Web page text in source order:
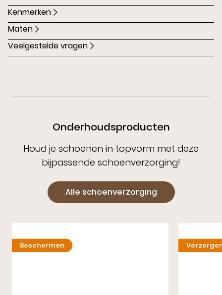
Kenmerken
Maten
Veelgestelde vragen
Onderhoudsproducten
Houd je schoenen in topvorm met deze
bijpassende schoenverzorging!
Alle schoenverzorging
Beschermen